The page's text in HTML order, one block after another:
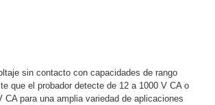
Domo
sin contacto con capacidades de rango
que el probador detecte de 12 a 1000 V CA o
CA para una amplia variedad de aplicaciones